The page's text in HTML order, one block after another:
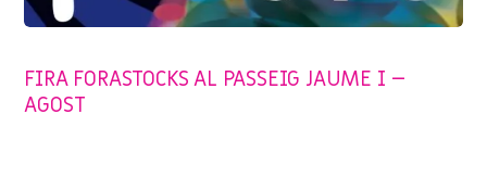
FIRA FORASTOCKS AL PASSEIG JAUME I –
AGOST